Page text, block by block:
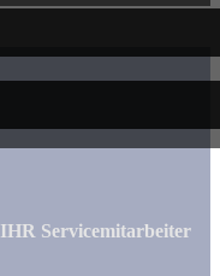
IHR Servicemitarbeiter